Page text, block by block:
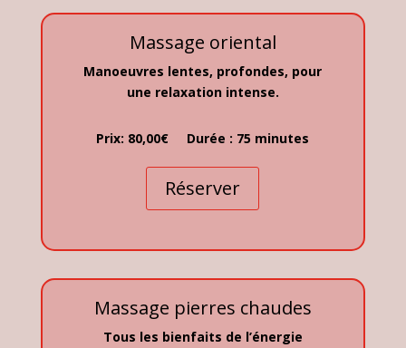
Massage oriental
Manoeuvres lentes, profondes, pour
une relaxation intense.
Prix: 80,00€ Durée : 75 minutes
Réserver
Massage pierres chaudes
Tous les bienfaits de l’énergie